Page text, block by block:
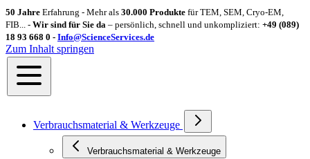
50 Jahre Erfahrung - Mehr als 30.000 Produkte für TEM, SEM, Cryo-EM,
FIB... - Wir sind für Sie da – persönlich, schnell und unkompliziert: +49 (089)
18 93 668 0 - Info@ScienceServices.de
Zum Inhalt springen
Verbrauchsmaterial & Werkzeuge
Verbrauchsmaterial & Werkzeuge